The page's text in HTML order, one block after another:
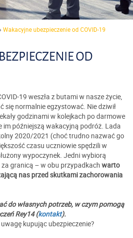
Wakacyjne ubezpieczenie od COVID-19
OD
19 weszła z butami w nasze życie,
się normalnie egzystować. Nie dziwił
godzinami w kolejkach po darmowe
im późniejszą wakacyjną podróż. Lada
2020/2021 (choć trudno nazwać go
czasu uczniowie spędzili w
wypoczynek. Jedni wybiorą
granicą – w obu przypadkach warto
nas przed skutkami zachorowania
do własnych potrzeb, w czym pomogą
Rey14 (kontakt).
kupując ubezpieczenie?